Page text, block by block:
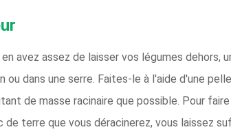
avez assez de laisser vos légumes
dans une serre. Faites-le à l'aide d'une
de masse racinaire que possible. Pour
terre que vous déracinerez, vous laissez